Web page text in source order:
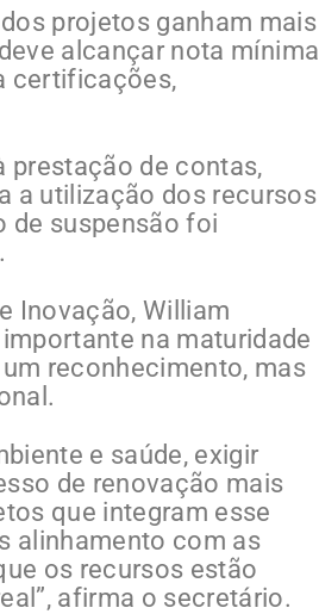
projetos ganham mais
alcançar nota mínima
certificações,
prestação de contas,
a utilização dos recursos
de suspensão foi
Inovação, William
na maturidade
reconhecimento, mas
e saúde, exigir
de renovação mais
que integram esse
alinhamento com as
os recursos estão
afirma o secretário.